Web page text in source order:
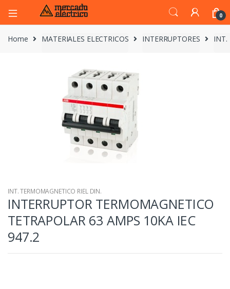
0
Home MATERIALES ELECTRICOS INTERRUPTORES INT.
INT. TERMOMAGNETICO RIEL DIN.
INTERRUPTOR TERMOMAGNETICO
TETRAPOLAR 63 AMPS 10KA IEC
947.2